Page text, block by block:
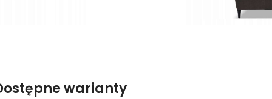
warianty